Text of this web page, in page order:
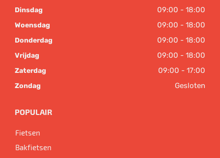
Dinsdag 09:00 - 18:00
Woensdag 09:00 - 18:00
Donderdag 09:00 - 18:00
Vrijdag 09:00 - 18:00
Zaterdag 09:00 - 17:00
Zondag Gesloten
POPULAIR
Fietsen
Bakfietsen